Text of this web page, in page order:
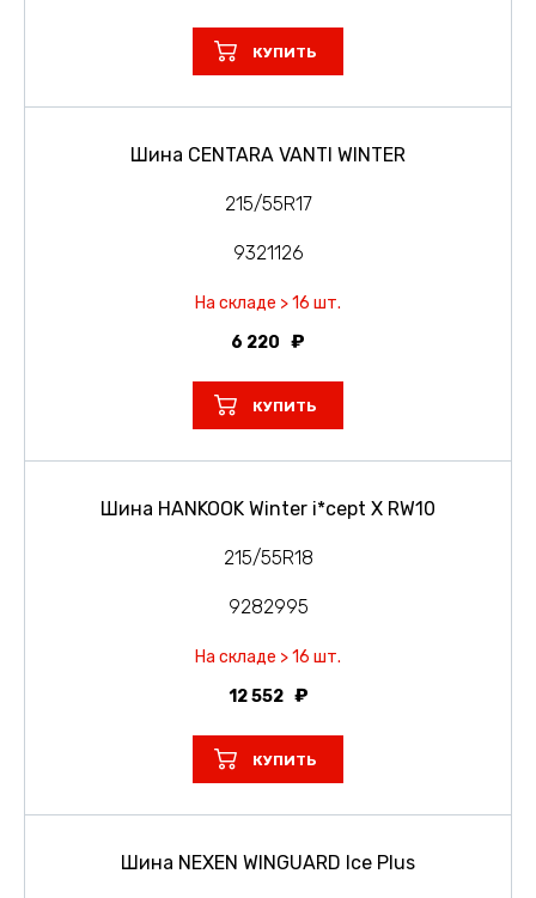
КУПИТЬ
Шина CENTARA VANTI WINTER
215/55R17
9321126
На складе > 16 шт.
6 220
КУПИТЬ
Шина HANKOOK Winter i*cept X RW10
215/55R18
9282995
На складе > 16 шт.
12 552
КУПИТЬ
Шина NEXEN WINGUARD Ice Plus